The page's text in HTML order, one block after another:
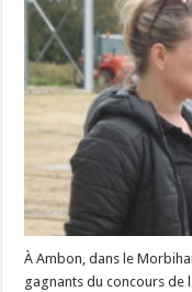
Les canicules freinent
À Ambon, dans le
gagnants du concours de